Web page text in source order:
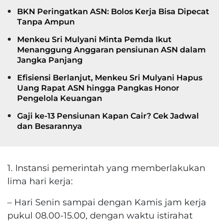
BKN Peringatkan ASN: Bolos Kerja Bisa Dipecat
Tanpa Ampun
Menkeu Sri Mulyani Minta Pemda Ikut
Menanggung Anggaran pensiunan ASN dalam
Jangka Panjang
Efisiensi Berlanjut, Menkeu Sri Mulyani Hapus
Uang Rapat ASN hingga Pangkas Honor
Pengelola Keuangan
Gaji ke-13 Pensiunan Kapan Cair? Cek Jadwal
dan Besarannya
1. Instansi pemerintah yang memberlakukan
lima hari kerja:
– Hari Senin sampai dengan Kamis jam kerja
pukul 08.00-15.00, dengan waktu istirahat